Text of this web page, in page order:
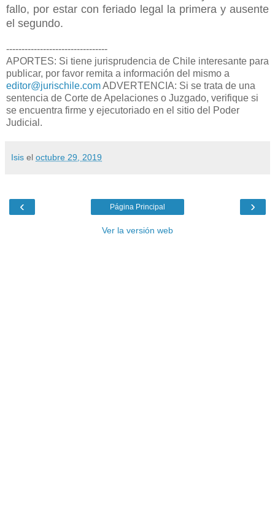
fallo, por estar con feriado legal la primera y ausente
el segundo.
---------------------------------
APORTES: Si tiene jurisprudencia de Chile interesante para
publicar, por favor remita a información del mismo a
editor@jurischile.comADVERTENCIA: Si se trata de una
sentencia de Corte de Apelaciones o Juzgado, verifique si
se encuentra firme y ejecutoriado en el sitio del Poder
Judicial.
Isis el octubre 29, 2019
‹ ›
Página Principal
Ver la versión web